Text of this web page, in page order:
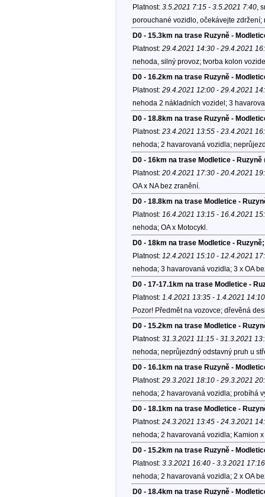
Platnost: 3.5.2021 7:15 - 3.5.2021 7:40,
porouchané vozidlo, očekávejte
D0 - 15.3km na trase Ruzyně -
Platnost: 29.4.2021 14:30 - 29.4.2021
nehoda, silný provoz; tvorba kolon
D0 - 16.2km na trase Ruzyně -
Platnost: 29.4.2021 12:00 - 29.4.2021
nehoda 2 nákladních vozidel; 3
D0 - 18.8km na trase Ruzyně -
Platnost: 23.4.2021 13:55 - 23.4.2021
nehoda; 2 havarovaná vozidla;
D0 - 16km na trase Modletice - Ruzyně
Platnost: 20.4.2021 17:30 - 20.4.2021
OA x NA bez zranění.
D0 - 18.8km na trase Modletice -
Platnost: 16.4.2021 13:15 - 16.4.2021
nehoda; OA x Motocykl.
D0 - 18km na trase Modletice -
Platnost: 12.4.2021 15:10 - 12.4.2021
nehoda; 3 havarovaná vozidla; 3 x OA
D0 - 17-17.1km na trase Modletice -
Platnost: 1.4.2021 13:35 - 1.4.2021 14:10
Pozor! Předmět na vozovce; dřevěná
D0 - 15.2km na trase Modletice -
Platnost: 31.3.2021 11:15 - 31.3.2021
nehoda; neprůjezdný odstavný pruh u
D0 - 16.1km na trase Ruzyně -
Platnost: 29.3.2021 18:10 - 29.3.2021
nehoda; 2 havarovaná vozidla; probíhá
D0 - 18.1km na trase Modletice -
Platnost: 24.3.2021 13:45 - 24.3.2021
nehoda; 2 havarovaná vozidla; Kamion
D0 - 15.2km na trase Ruzyně -
Platnost: 3.3.2021 16:40 - 3.3.2021 17:16
nehoda; 2 havarovaná vozidla; 2 x OA
D0 - 18.4km na trase Ruzyně -